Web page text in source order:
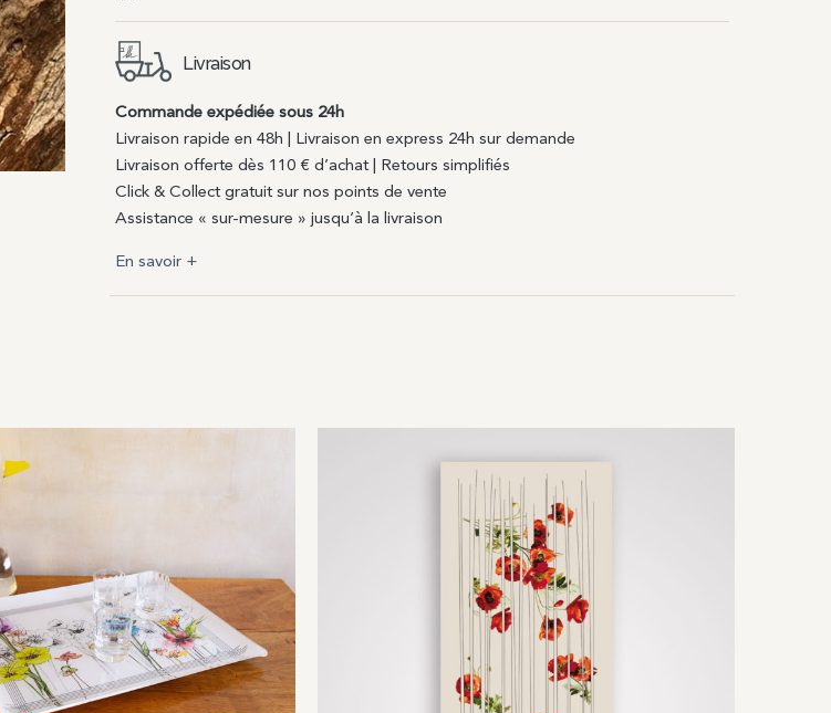
Livraison
Commande expédiée sous 24h
Livraison rapide en 48h | Livraison en express 24h sur demande
Livraison offerte dès 110 € d’achat | Retours simplifiés
Click & Collect gratuit sur nos points de vente
Assistance « sur-mesure » jusqu’à la livraison
En savoir +